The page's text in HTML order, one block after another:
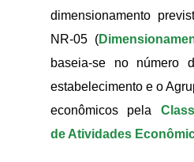
dimensionamento
NR-05 (
baseia-se no número
estabelecimento e o
econômicos pela
de Atividades